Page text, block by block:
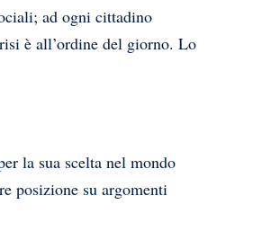
ad ogni cittadino
è all’ordine del giorno. Lo
la sua scelta nel mondo
posizione su argomenti